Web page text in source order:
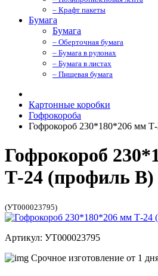
– Крафт пакеты
Бумага
Бумага
– Оберточная бумага
– Бумага в рулонах
– Бумага в листах
– Пищевая бумага
Картонные коробки
Гофрокороба
Гофрокороб 230*180*206 мм
Гофрокороб
Т-24 (профиль
(УТ000023795)
Артикул: УТ000023795
Срочное изготовление от 1